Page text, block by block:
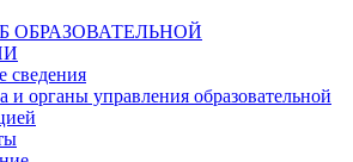
ОБРАЗОВАТЕЛЬНОЙ
сведения
и органы управления образовательной